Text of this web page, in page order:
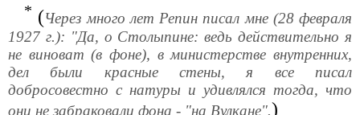
* (Через много лет Репин писал мне (28 февраля
1927 г.): "Да, о Столыпине: ведь действительно я
не виноват (в фоне), в министерстве внутренних,
дел были красные стены, я все писал
добросовестно с натуры и удивлялся тогда, что
они не забраковали фона - "на Вулкане".)